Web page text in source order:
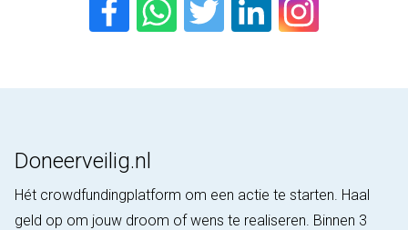
Doneerveilig.nl
Hét crowdfundingplatform om een actie te starten. Haal
geld op om jouw droom of wens te realiseren. Binnen 3